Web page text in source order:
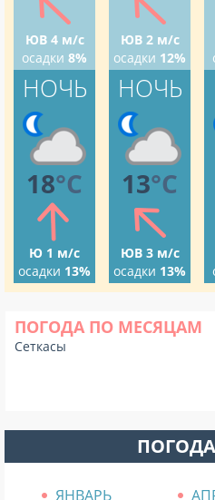
ЮВ 4 м/с
осадки 8%
НОЧЬ
18°C
Ю 1 м/с
осадки 13%
ЮВ 2 м/с
осадки 12%
НОЧЬ
13°C
ЮВ 3 м/с
осадки 13%
ПОГОДА ПО МЕСЯЦАМ
Сеткасы
ЯНВАРЬ